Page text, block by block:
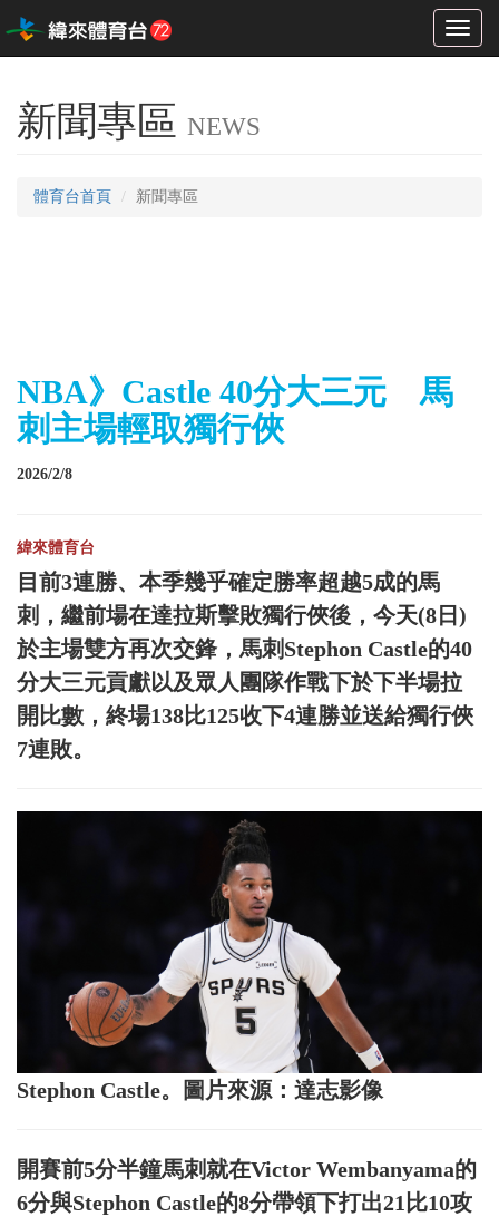
Toggle
新聞專區 NEWS
體育台首頁 新聞專區
NBA》Castle 40分大三元 馬
刺主場輕取獨行俠
2026/2/8
緯來體育台
目前3連勝、本季幾乎確定勝率超越5成的馬
刺，繼前場在達拉斯擊敗獨行俠後，今天(8日)
於主場雙方再次交鋒，馬刺Stephon Castle的40
分大三元貢獻以及眾人團隊作戰下於下半場拉
開比數，終場138比125收下4連勝並送給獨行俠
7連敗。
Stephon Castle。圖片來源：達志影像
開賽前5分半鐘馬刺就在Victor Wembanyama的
6分與Stephon Castle的8分帶領下打出21比10攻